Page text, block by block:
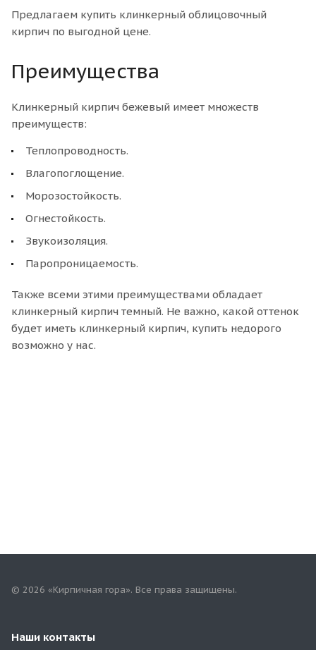
Предлагаем купить клинкерный облицовочный
кирпич по выгодной цене.
Преимущества
Клинкерный кирпич бежевый имеет множеств
преимуществ:
Теплопроводность.
Влагопоглощение.
Морозостойкость.
Огнестойкость.
Звукоизоляция.
Паропроницаемость.
Также всеми этими преимуществами обладает
клинкерный кирпич темный. Не важно, какой оттенок
будет иметь клинкерный кирпич, купить недорого
возможно у нас.
© 2026 «Кирпичная гора». Все права защищены.
Наши контакты